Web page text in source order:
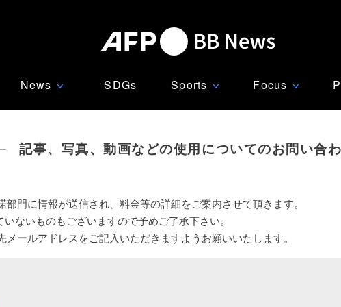
News ∨ SDGs Sports ∨ Focus ∨
記事、写真、動画などの使用についてのお問い合
門に情報が送信され、料金等の詳細をご案内させて頂きます。
ないものもございますので予めご了承下さい。
ールアドレスをご記入いただきますようお願いいたします。